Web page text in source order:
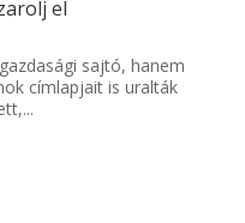
el
sajtó, hanem
címlapjait is uralták